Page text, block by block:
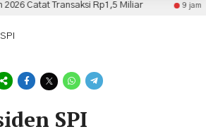
Catat Transaksi Rp1,5 Miliar 9 jam
SPI